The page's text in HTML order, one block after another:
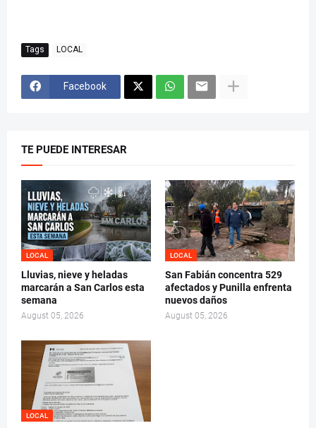
Tags LOCAL
Facebook
TE PUEDE INTERESAR
LOCAL
Lluvias, nieve y heladas
marcarán a San Carlos esta
semana
August 05, 2026
LOCAL
San Fabián concentra 529
afectados y Punilla enfrenta
nuevos daños
August 05, 2026
LOCAL